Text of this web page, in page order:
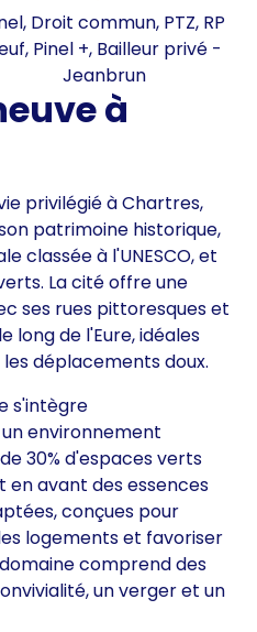
Droit commun, PTZ, RP
Pinel +, Bailleur privé -
Jeanbrun
à
privilégié à Chartres,
patrimoine historique,
classée à l'UNESCO, et
La cité offre une
ses rues pittoresques et
long de l'Eure, idéales
déplacements doux.
s'intègre
environnement
30% d'espaces verts
en avant des essences
conçues pour
logements et favoriser
comprend des
un verger et un